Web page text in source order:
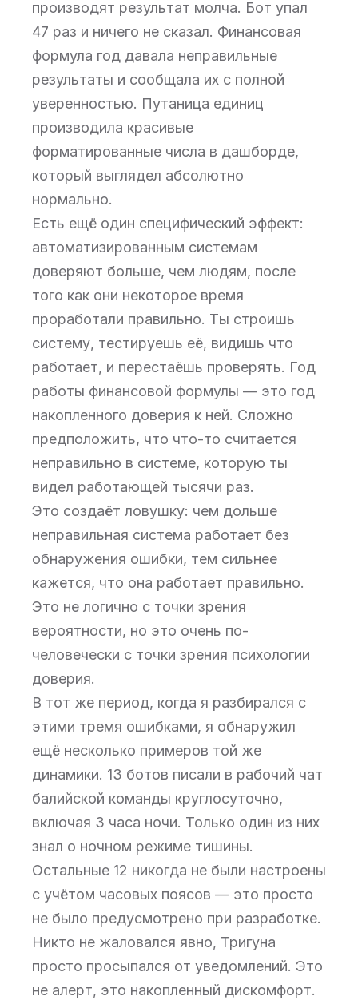
производят результат молча. Бот упал
47 раз и ничего не сказал. Финансовая
формула год давала неправильные
результаты и сообщала их с полной
уверенностью. Путаница единиц
производила красивые
форматированные числа в дашборде,
который выглядел абсолютно
нормально.
Есть ещё один специфический эффект:
автоматизированным системам
доверяют больше, чем людям, после
того как они некоторое время
проработали правильно. Ты строишь
систему, тестируешь её, видишь что
работает, и перестаёшь проверять. Год
работы финансовой формулы — это год
накопленного доверия к ней. Сложно
предположить, что что-то считается
неправильно в системе, которую ты
видел работающей тысячи раз.
Это создаёт ловушку: чем дольше
неправильная система работает без
обнаружения ошибки, тем сильнее
кажется, что она работает правильно.
Это не логично с точки зрения
вероятности, но это очень по-
человечески с точки зрения психологии
доверия.
В тот же период, когда я разбирался с
этими тремя ошибками, я обнаружил
ещё несколько примеров той же
динамики. 13 ботов писали в рабочий чат
балийской команды круглосуточно,
включая 3 часа ночи. Только один из них
знал о ночном режиме тишины.
Остальные 12 никогда не были настроены
с учётом часовых поясов — это просто
не было предусмотрено при разработке.
Никто не жаловался явно, Тригуна
просто просыпался от уведомлений. Это
не алерт, это накопленный дискомфорт.